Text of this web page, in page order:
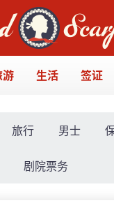
游 生活 签证
旅行 男士
剧院票务